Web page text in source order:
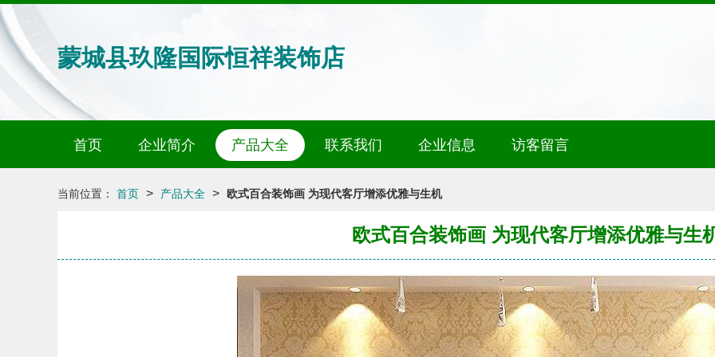
蒙城县玖隆国际恒祥装饰店
首页 企业简介 产品大全 联系我们 企业信息 访客留言
当前位置： 首页 > 产品大全 > 欧式百合装饰画 为现代客厅增添优雅与生机
欧式百合装饰画 为现代客厅增添优雅与生